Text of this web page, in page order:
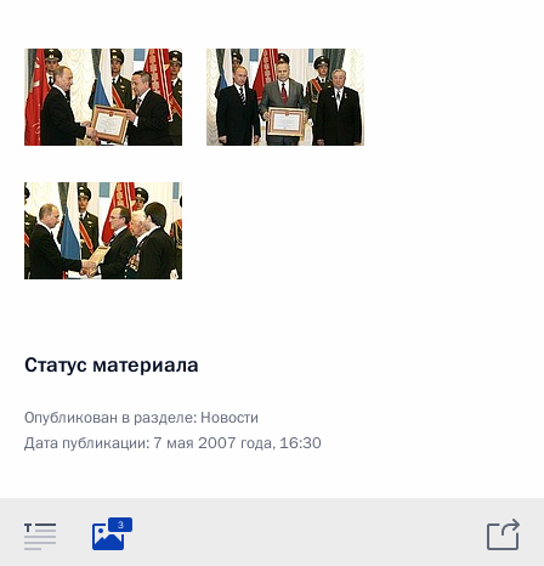
Статус материала
Опубликован в разделе: Новости
Дата публикации: 7 мая 2007 года, 16:30
3